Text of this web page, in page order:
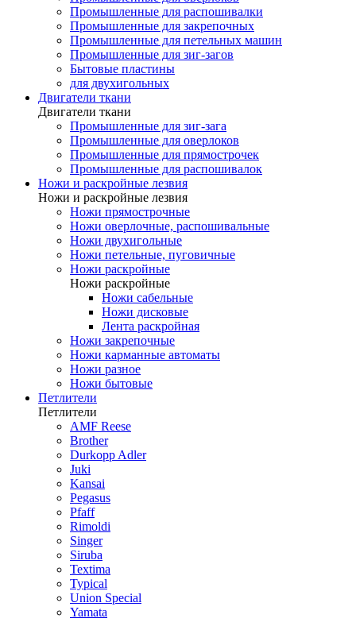
Промышленные для распошивалки
Промышленные для закрепочных
Промышленные для петельных машин
Промышленные для зиг-загов
Бытовые пластины
для двухигольных
Двигатели ткани
Двигатели ткани
Промышленные для зиг-зага
Промышленные для оверлоков
Промышленные для прямострочек
Промышленные для распошивалок
Ножи и раскройные лезвия
Ножи и раскройные лезвия
Ножи прямострочные
Ножи оверлочные, распошивальные
Ножи двухигольные
Ножи петельные, пуговичные
Ножи раскройные
Ножи раскройные
Ножи сабельные
Ножи дисковые
Лента раскройная
Ножи закрепочные
Ножи карманные автоматы
Ножи разное
Ножи бытовые
Петлители
Петлители
AMF Reese
Brother
Durkopp Adler
Juki
Kansai
Pegasus
Pfaff
Rimoldi
Singer
Siruba
Textima
Typical
Union Special
Yamata